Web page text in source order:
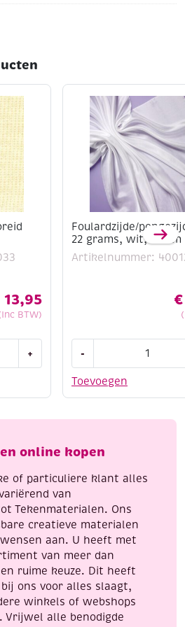
(pluche/teddy/borg)
en zacht
accessoires,
en frisse look met dit
13,95
BTW)
+
Foulardzijde/
22 grams, wit, 92 cm
Artikelnummer:
€
Toevoegen
-
22
92
aantal
online kopen
of particuliere klant alles
van
Tekenmaterialen. Ons
creatieve materialen
aan. U heeft met
van meer dan
ruime keuze. Dit heeft
ons voor alles slaagt,
winkels of webshops
Vrijwel alle benodigde